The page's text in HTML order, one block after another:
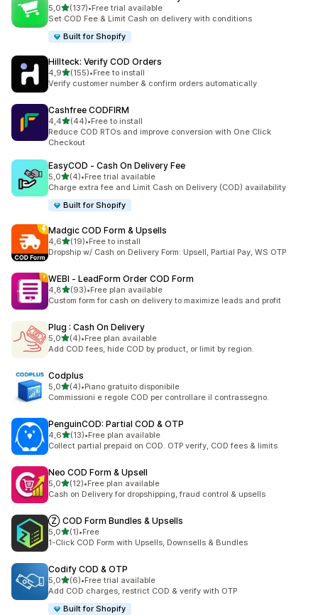
5,05 yıldız üzerinden
(137)
toplam 137 değerlendirme
•Free trial available
Set COD Fee & Limit Cash on delivery with conditions
Built for Shopify
Hillteck: Verify COD Orders
4,95 yıldız üzerinden
(155)
toplam 155 değerlendirme
•Free to install
Verify customer number & confirm orders automatically
Cashfree CODFIRM
4,45 yıldız üzerinden
(44)
toplam 44 değerlendirme
•Free to install
Reduce COD RTOs and improve conversion with One Click
Checkout
EasyCOD ‑ Cash On Delivery Fee
5,05 yıldız üzerinden
(4)
toplam 4 değerlendirme
•Free trial available
Charge extra fee and Limit Cash on Delivery (COD) availability
Built for Shopify
Madgic COD Form & Upsells
4,65 yıldız üzerinden
(19)
toplam 19 değerlendirme
•Free to install
Dropship w/ Cash on Delivery Form: Upsell, Partial Pay, WS OTP
WEBI ‑ LeadForm Order COD Form
4,85 yıldız üzerinden
(93)
toplam 93 değerlendirme
•Free plan available
Custom form for cash on delivery to maximize leads and profit
Plug : Cash On Delivery
5,05 yıldız üzerinden
(4)
toplam 4 değerlendirme
•Free plan available
Add COD fees, hide COD by product, or limit by region.
Codplus
5,05 yıldız üzerinden
(4)
toplam 4 değerlendirme
•Piano gratuito disponibile
Commissioni e regole COD per controllare il contrassegno.
PenguinCOD: Partial COD & OTP
4,65 yıldız üzerinden
(13)
toplam 13 değerlendirme
•Free plan available
Collect partial prepaid on COD. OTP verify, COD fees & limits
Neo COD Form & Upsell
5,05 yıldız üzerinden
(12)
toplam 12 değerlendirme
•Free plan available
Cash on Delivery for dropshipping, fraud control & upsells
Ⓩ COD Form Bundles & Upsells
5,05 yıldız üzerinden
(1)
toplam 1 değerlendirme
•Free
1-Click COD Form with Upsells, Downsells & Bundles
Codify COD & OTP
5,05 yıldız üzerinden
(6)
toplam 6 değerlendirme
•Free trial available
Add COD charges, restrict COD & verify with OTP
Built for Shopify